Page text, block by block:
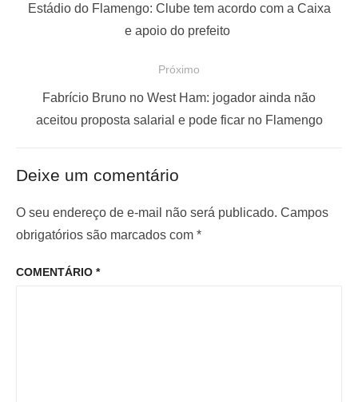
o
e
P
o
P
i
o
:
Estádio do Flamengo: Clube tem acordo com a Caixa
e apoio do prefeito
Próximo
m
o
o
Fabrício Bruno no West Ham: jogador ainda não
aceitou proposta salarial e pode ficar no Flamengo
Deixe um comentário
O seu endereço de e-mail não será publicado. Campos
obrigatórios são marcados com *
COMENTÁRIO *